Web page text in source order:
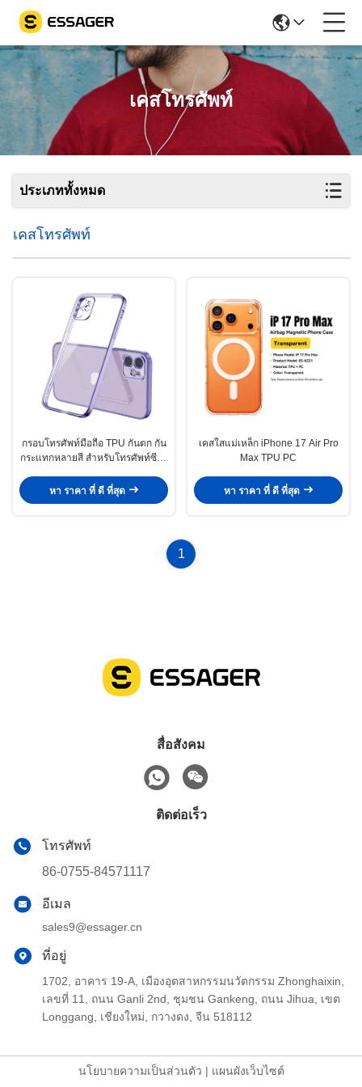
เคสโทรศัพท์
ประเภททั้งหมด
เคสโทรศัพท์
กรอบโทรศัพท์มือถือ TPU กันตก กัน
กระแทกหลายสี สําหรับโทรศัพท์ซีรีส์
หา ราคา ที่ ดี ที่สุด
เคสใสแม่เหล็ก iPhone 17 Air Pro
Max TPU PC
หา ราคา ที่ ดี ที่สุด
1
สื่อสังคม
ติดต่อเร็ว
โทรศัพท์
86-0755-84571117
อีเมล
sales9@essager.cn
ที่อยู่
1702, อาคาร 19-A, เมืองอุตสาหกรรมนวัตกรรม Zhonghaixin,
เลขที่ 11, ถนน Ganli 2nd, ชุมชน Gankeng, ถนน Jihua, เขต
Longgang, เชียงใหม่, กวางดง, จีน 518112
นโยบายความเป็นส่วนตัว | แผนผังเว็บไซต์